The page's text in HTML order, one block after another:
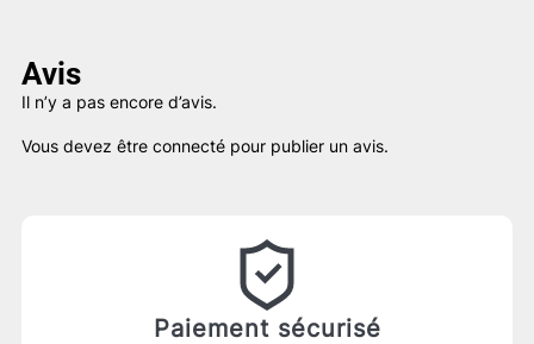
Avis
Il n’y a pas encore d’avis.
Vous devez être connecté pour publier un avis.
Paiement sécurisé